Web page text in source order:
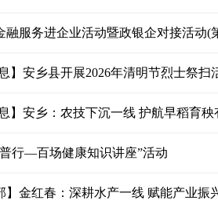
融服务进企业活动暨政银企对接活动(
】安乡县开展2026年清明节烈士祭扫
】安乡：农技下沉一线 护航早稻育
行—百场健康知识讲座”活动
】金红春：深耕水产一线 赋能产业振